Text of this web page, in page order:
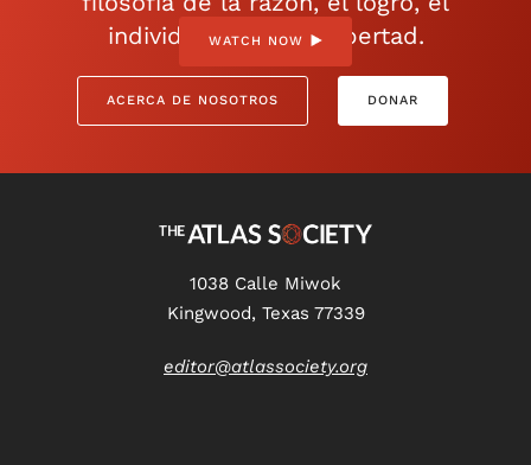
WATCH NOW
individualismo y la libertad.
ACERCA DE NOSOTROS DONAR
1038 Calle Miwok
Kingwood, Texas 77339
editor@atlassociety.org